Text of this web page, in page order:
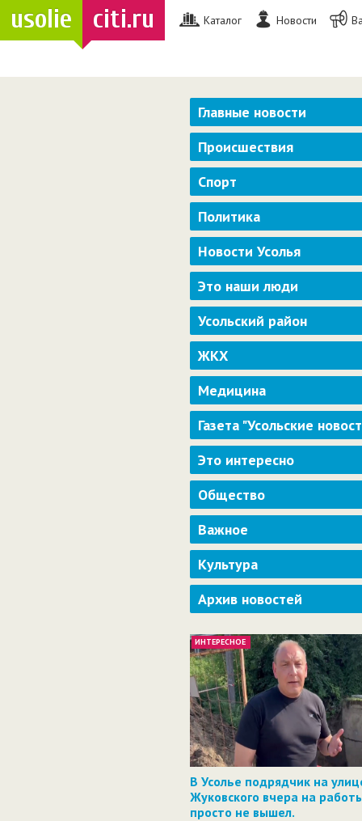
usolie citi.ru Каталог Новости
Главные новости
Происшествия
Спорт
Политика
Новости Усолья
Это наши люди
Усольский район
ЖКХ
Медицина
Газета "Усольские
Это интересно
Общество
Важное
Культура
Архив новостей
ИНТЕРЕСНОЕ
В Усолье подрядчик на
Жуковского вчера на
просто не вышел.